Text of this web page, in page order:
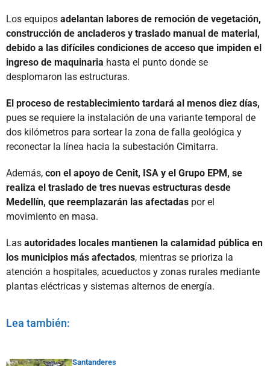
Los equipos adelantan labores de remoción de vegetación,
construcción de ancladeros y traslado manual de material,
debido a las difíciles condiciones de acceso que impiden el
ingreso de maquinaria hasta el punto donde se
desplomaron las estructuras.
El proceso de restablecimiento tardará al menos diez días,
pues se requiere la instalación de una variante temporal de
dos kilómetros para sortear la zona de falla geológica y
reconectar la línea hacia la subestación Cimitarra.
Además, con el apoyo de Cenit, ISA y el Grupo EPM, se
realiza el traslado de tres nuevas estructuras desde
Medellín, que reemplazarán las afectadas por el
movimiento en masa.
Las autoridades locales mantienen la calamidad pública en
los municipios más afectados, mientras se prioriza la
atención a hospitales, acueductos y zonas rurales mediante
plantas eléctricas y sistemas alternos de energía.
Lea también:
Santanderes